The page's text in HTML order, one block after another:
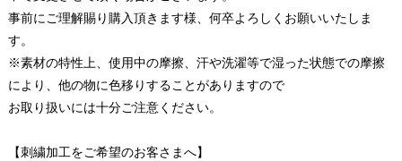
事前にご理解賜り購入頂きます様、何卒よろしくお願いいたしま
す。
※素材の特性上、使用中の摩擦、汗や洗濯等で湿った状態での摩擦
により、他の物に色移りすることがありますので
お取り扱いには十分ご注意ください。
【刺繍加工をご希望のお客さまへ】